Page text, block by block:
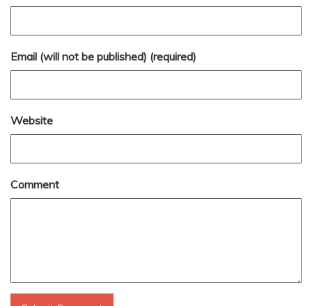
Email (will not be published) (required)
Website
Comment